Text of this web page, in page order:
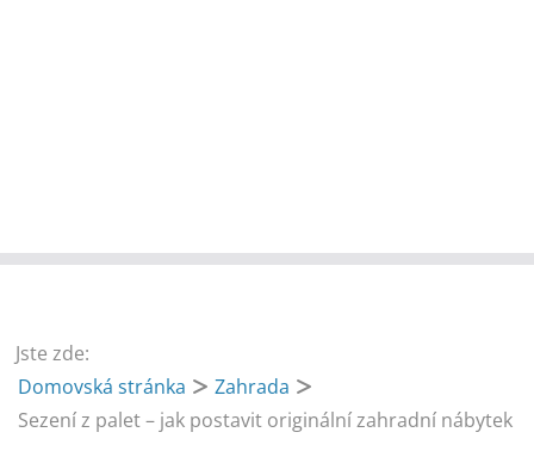
Jste zde:
Domovská stránka
Zahrada
Sezení z palet – jak postavit originální zahradní nábytek